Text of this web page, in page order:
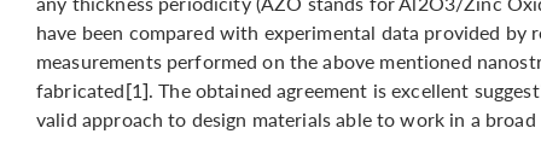
have been compared with experimental data provided by
measurements performed on the above mentioned
fabricated[1]. The obtained agreement is excellent
valid approach to design materials able to work in a